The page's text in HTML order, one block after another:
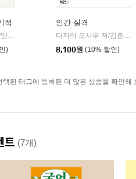
적
히가시노 게이고 저/양윤옥 역
현대문학
)
인간 실격
다자이 오사무 저/김춘미 역
8,100원 (10% 할인)
택된 태그에 등록된 더 많은 상품을 확인해
트 (7개)